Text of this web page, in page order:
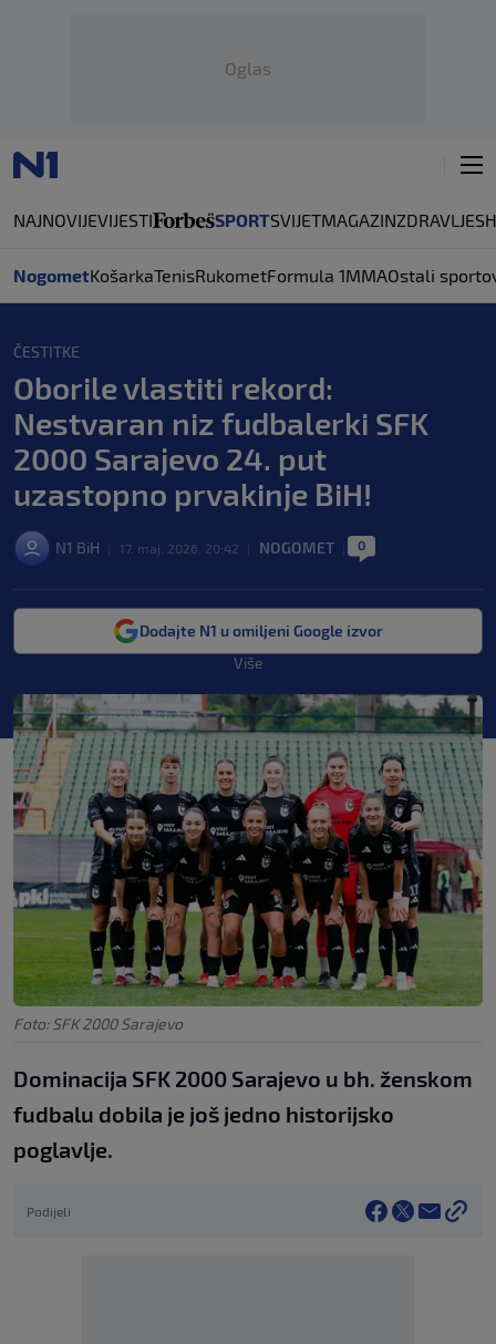
Oglas
NAJNOVIJEVIJESTI SPORTSVIJETMAGAZINZDRAVLJE
NogometKošarkaTenisRukometFormula 1MMAOstali
ČESTITKE
Oborile vlastiti rekord:
Nestvaran niz fudbalerki SFK
2000 Sarajevo 24. put
uzastopno prvakinje BiH!
N1 BiH 17. maj. 2026. 20:42 NOGOMET 0
Dodajte N1 u omiljeni Google izvor
Više
Foto: SFK 2000 Sarajevo
Dominacija SFK 2000 Sarajevo u bh. ženskom
fudbalu dobila je još jedno historijsko
poglavlje.
Podijeli